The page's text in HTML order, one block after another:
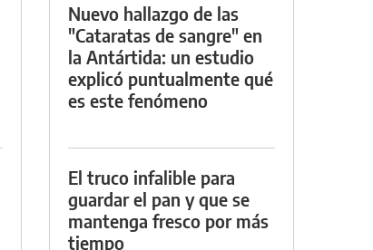
Nuevo hallazgo de las
"Cataratas de sangre" en
la Antártida: un estudio
explicó puntualmente qué
es este fenómeno
El truco infalible para
guardar el pan y que se
mantenga fresco por más
tiempo